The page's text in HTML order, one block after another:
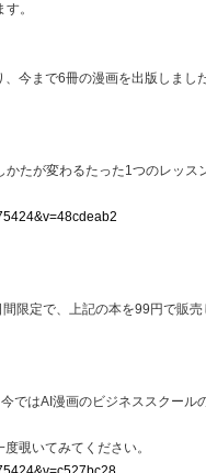
。
今まで6冊の漫画を出版しました
かたが変わるたった1つのレッス
限定で、上記の本を99円で販売
ではAI漫画のビジネススクール
覗いてみてください。